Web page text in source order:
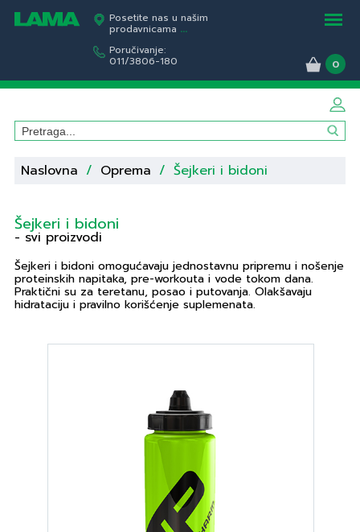
Posetite nas u našim
prodavnicama ...
Poručivanje:
011/3806-180 0
Naslovna / Oprema / Šejkeri i bidoni
Šejkeri i bidoni
- svi proizvodi
Šejkeri i bidoni omogućavaju jednostavnu pripremu i nošenje
proteinskih napitaka, pre-workouta i vode tokom dana.
Praktični su za teretanu, posao i putovanja. Olakšavaju
hidrataciju i pravilno korišćenje suplemenata.